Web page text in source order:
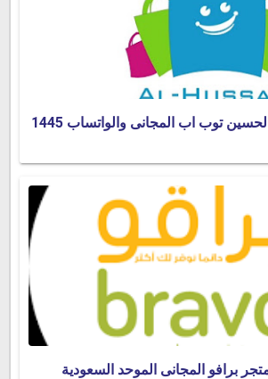
توب اب المجانى والواتساب 1445
برافو المجانى الموحد السعودية